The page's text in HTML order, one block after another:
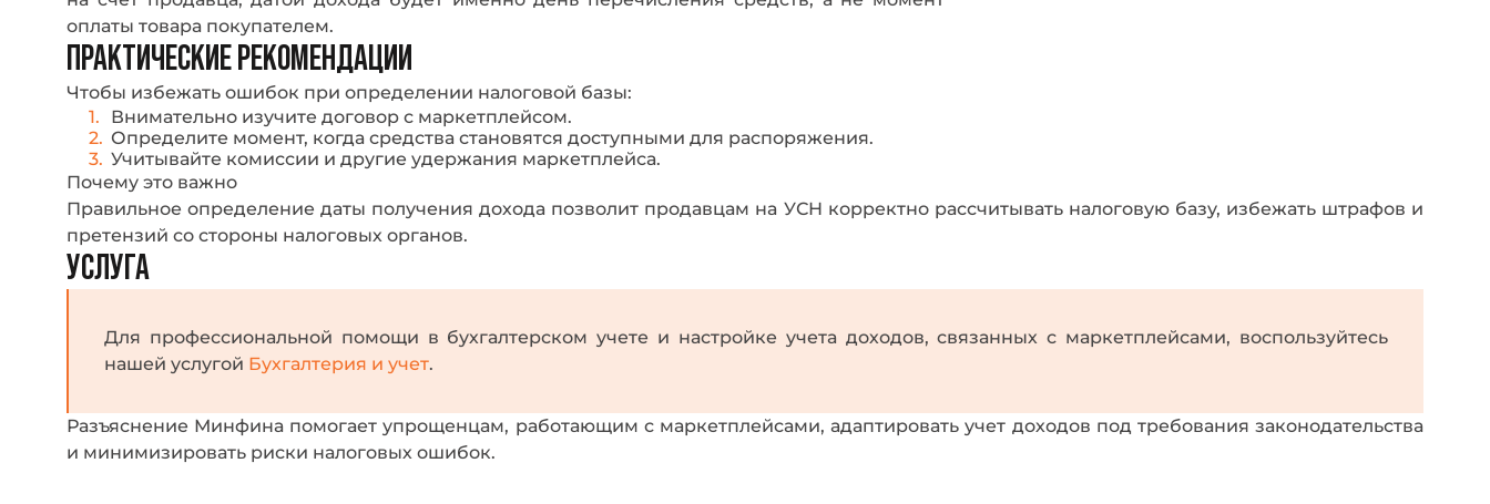
оплаты товара покупателем.
ПРАКТИЧЕСКИЕ РЕКОМЕНДАЦИИ
Чтобы избежать ошибок при определении налоговой базы:
Внимательно изучите договор с маркетплейсом.
Определите момент, когда средства становятся доступными для распоряжения.
Учитывайте комиссии и другие удержания маркетплейса.
Почему это важно
Правильное определение даты получения дохода позволит продавцам на УСН корректно рассчитывать налоговую базу, избежать штрафов и
претензий со стороны налоговых органов.
УСЛУГА
Для профессиональной помощи в бухгалтерском учете и настройке учета доходов, связанных с маркетплейсами, воспользуйтесь
нашей услугой Бухгалтерия и учет.
Разъяснение Минфина помогает упрощенцам, работающим с маркетплейсами, адаптировать учет доходов под требования законодательства
и минимизировать риски налоговых ошибок.